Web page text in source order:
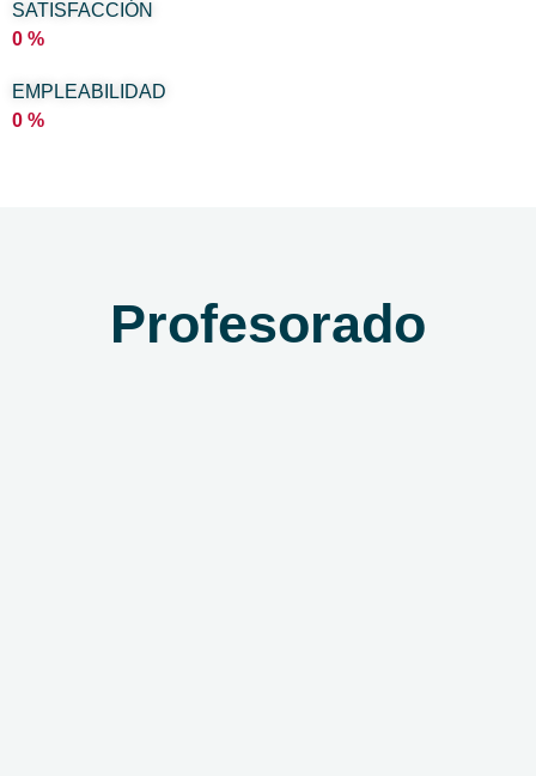
SATISFACCIÓN
0 %
EMPLEABILIDAD
0 %
Profesorado